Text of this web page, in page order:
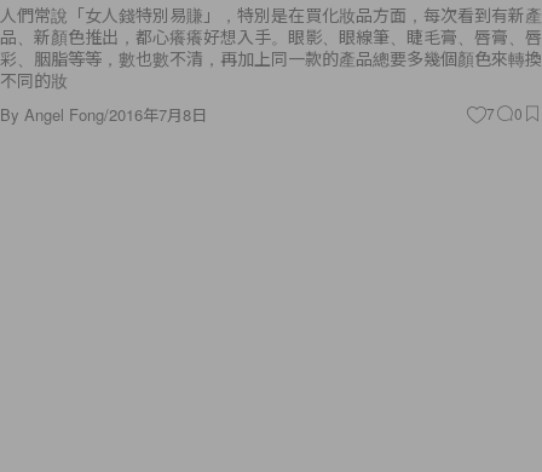
人們常說「女人錢特別易賺」，特別是在買化妝品方面，每次看到有新產
品、新顏色推出，都心癢癢好想入手。眼影、眼線筆、睫毛膏、唇膏、唇
彩、胭脂等等，數也數不清，再加上同一款的產品總要多幾個顏色來轉換
不同的妝
By Angel Fong/2016年7月8日 7 0